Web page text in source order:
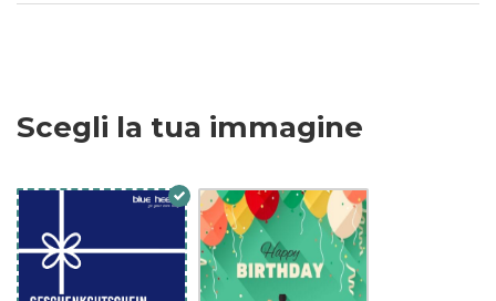
Scegli la tua immagine